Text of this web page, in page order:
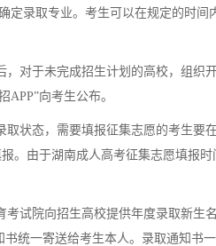
定录取专业。考生可以在规定的时
对于未完成招生计划的高校，组织
APP”向考生公布。
状态，需要填报征集志愿的考生要
。由于湖南成人高考征集志愿填报
试院向招生高校提供年度录取新生
统一寄送给考生本人。录取通知书